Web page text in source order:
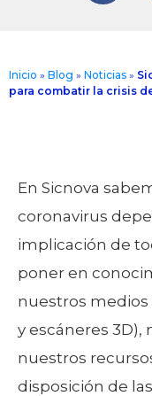
Inicio » Blog » Noticias »
para combatir la crisis
En Sicnova
coronavirus
implicación de
poner en
nuestros medios
y escáneres
nuestros
disposición de